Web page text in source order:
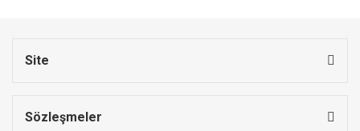
Site
Sözleşmeler